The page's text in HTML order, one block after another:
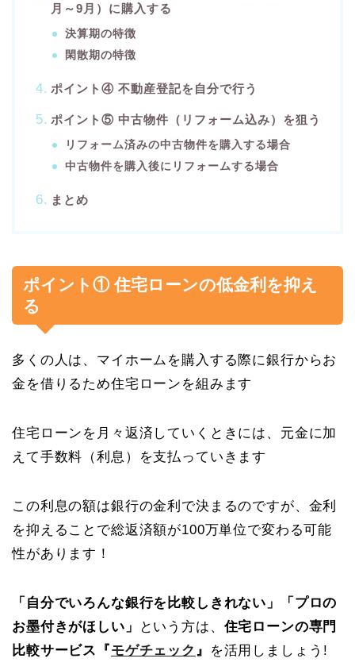
月～9月）に購入する
決算期の特徴
閑散期の特徴
ポイント④ 不動産登記を自分で行う
ポイント⑤ 中古物件（リフォーム込み）を狙う
リフォーム済みの中古物件を購入する場合
中古物件を購入後にリフォームする場合
まとめ
ポイント① 住宅ローンの低金利を抑え
る
多くの人は、マイホームを購入する際に銀行からお
金を借りるため住宅ローンを組みます
住宅ローンを月々返済していくときには、元金に加
えて手数料（利息）を支払っていきます
この利息の額は銀行の金利で決まるのですが、金利
を抑えることで総返済額が100万単位で変わる可能
性があります！
「自分でいろんな銀行を比較しきれない」「プロの
お墨付きがほしい」
という方は、住宅ローンの専門
比較サービス『モゲチェック 』 を活用しましょう!